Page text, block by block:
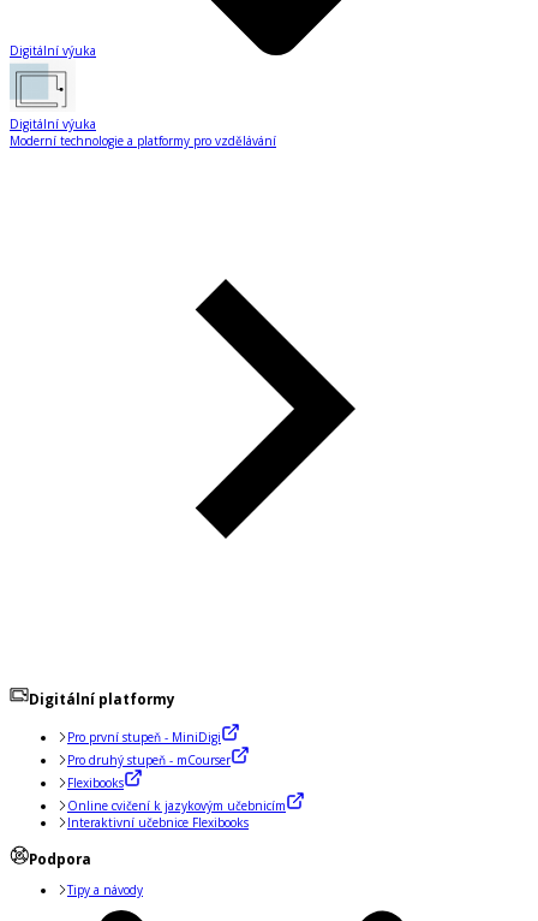
Digitální výuka
Digitální výuka
Moderní technologie a platformy pro vzdělávání
Digitální platformy
Pro první stupeň - MiniDigi
Pro druhý stupeň - mCourser
Flexibooks
Online cvičení k jazykovým učebnicím
Interaktivní učebnice Flexibooks
Podpora
Tipy a návody